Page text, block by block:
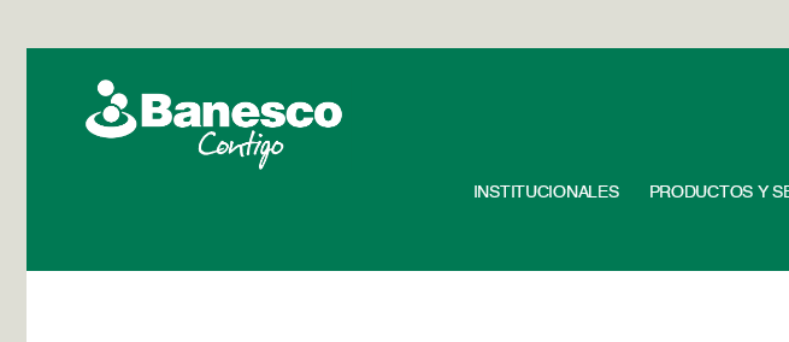
INSTITUCIONALES PRODUCTOS Y